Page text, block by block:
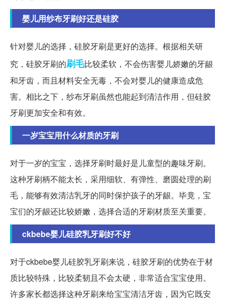
婴儿用纱布牙刷好还是硅胶
针对婴儿的选择，硅胶牙刷是更好的选择。根据相关研
究，硅胶牙刷的刷毛比较柔软，不会伤害婴儿娇嫩的牙龈
和牙齿，而且材料安全无毒，不会对婴儿的健康造成危
害。相比之下，纱布牙刷虽然也能起到清洁作用，但硅胶
牙刷更加安全和有效。
一岁宝宝用什么材质的牙刷
对于一岁的宝宝，选择牙刷时最好是儿童型的趣味牙刷。
这种牙刷柄不能太长，采用细软、有弹性、磨圆处理的刷
毛，能够有效清洁乳牙的同时保护孩子的牙龈。毕竟，宝
宝们的牙龈还比较娇嫩，选择合适的牙刷材质至关重要。
ckbebe婴儿硅胶乳牙刷好不好
对于ckbebe婴儿硅胶乳牙刷来说，硅胶牙刷的优势在于材
质比较特殊，比较柔韧且不会太硬，非常适合宝宝使用。
许多家长都选择这种牙刷来给宝宝清洁牙齿，因为它既安